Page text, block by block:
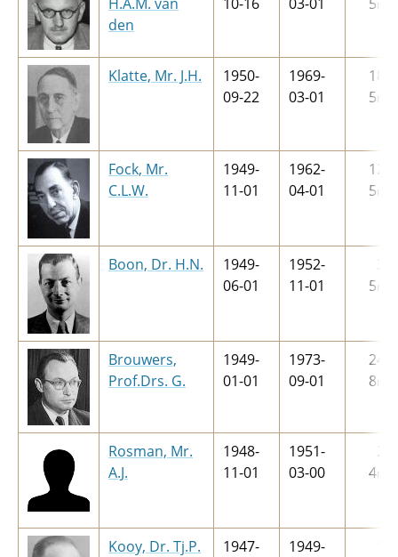
den
m
Klatte, Mr. J.H.
1950-
09-22
1969-
03-01
18
5m
Fock, Mr.
C.L.W.
1949-
11-01
1962-
04-01
12
5m
Boon, Dr. H.N.
1949-
06-01
1952-
11-01
3
5m
Brouwers,
Prof.Drs. G.
1949-
01-01
1973-
09-01
24
8m
Rosman, Mr.
A.J.
1948-
11-01
1951-
03-00
2
4m
Kooy, Dr. Tj.P.
1947-
1949-